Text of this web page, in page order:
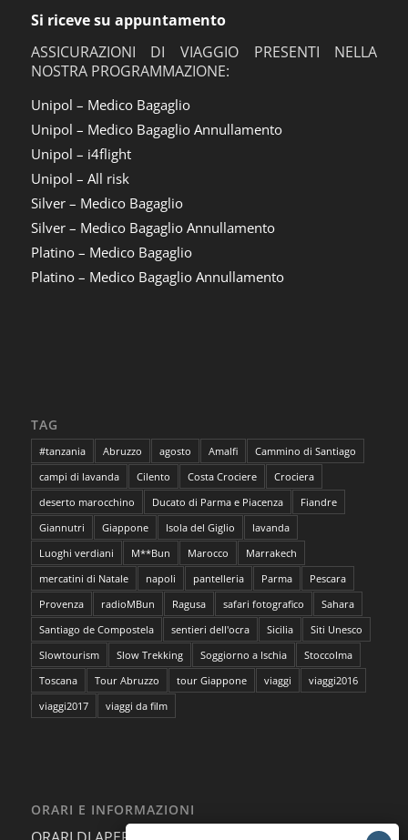
Si riceve su appuntamento
ASSICURAZIONI DI VIAGGIO PRESENTI NELLA
NOSTRA PROGRAMMAZIONE:
Unipol – Medico Bagaglio
Unipol – Medico Bagaglio Annullamento
Unipol – i4flight
Unipol – All risk
Silver – Medico Bagaglio
Silver – Medico Bagaglio Annullamento
Platino – Medico Bagaglio
Platino – Medico Bagaglio Annullamento
TAG
#tanzania Abruzzo agosto Amalfi
Cammino di Santiago
campi di lavanda
Cilento Costa Crociere
Crociera
deserto marocchino
Ducato di Parma e Piacenza
Fiandre
Giannutri
Giappone Isola del Giglio
lavanda
Luoghi verdiani
M**Bun Marocco
Marrakech
mercatini di Natale
napoli pantelleria Parma
Pescara
Provenza
radioMBun Ragusa safari fotografico
Sahara
Santiago de Compostela
sentieri dell'ocra Sicilia
Siti Unesco
Slowtourism
Slow Trekking Soggiorno a Ischia
Stoccolma
Toscana
Tour Abruzzo tour Giappone viaggi
viaggi2016
viaggi2017
viaggi da film
ORARI E INFORMAZIONI